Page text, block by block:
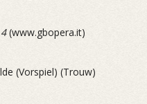
(www.gbopera.it)
(Vorspiel) (Trouw)